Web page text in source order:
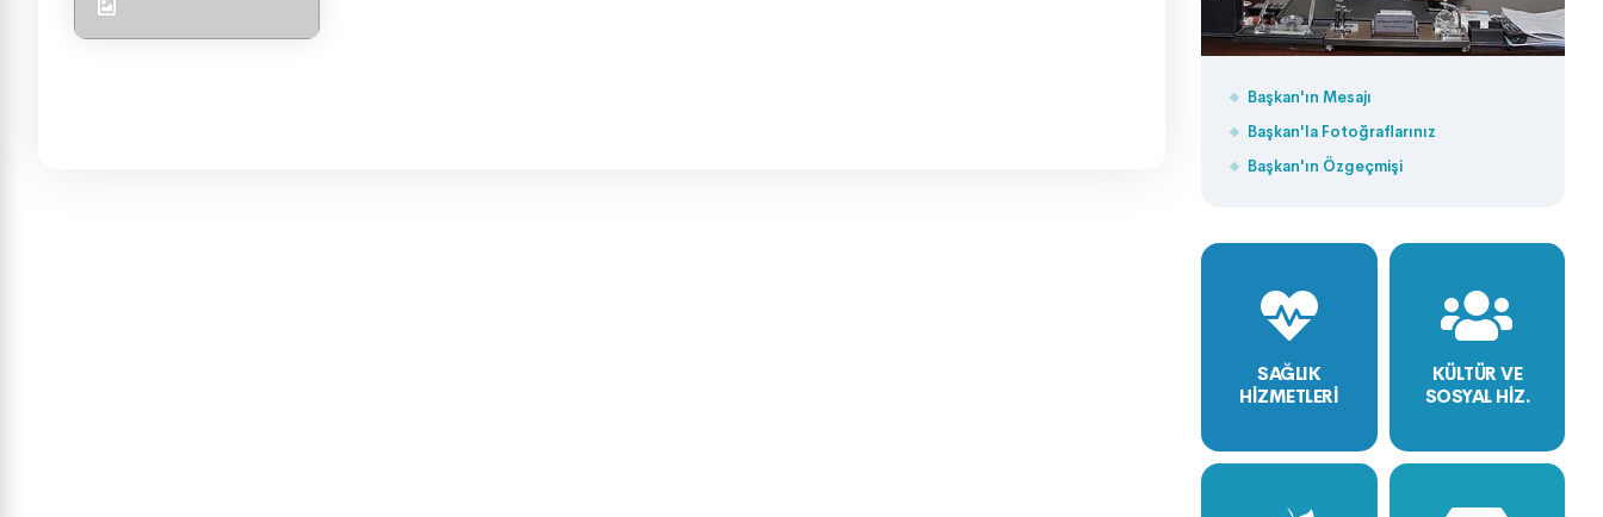
Başkan'ın Mesajı
Başkan'la Fotoğraflarınız
Başkan'ın Özgeçmişi
SAĞLIK
HİZMETLERİ
KÜLTÜR VE
SOSYAL HİZ.